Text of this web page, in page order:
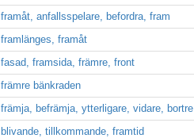
framåt, anfallsspelare, befordra, fram
framlänges, framåt
fasad, framsida, främre, front
främre bänkraden
främja, befrämja, ytterligare, vidare, bortre
blivande, tillkommande, framtid